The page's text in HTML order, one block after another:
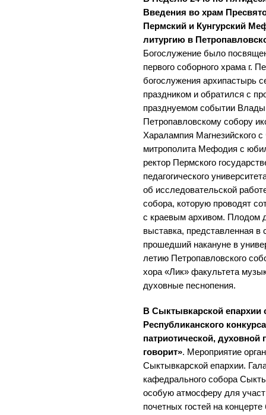
Введения во храм
Пермский и Кунгурский
литургию в
Богослужение было
первого соборного храма г.
богослужения архипастырь
праздником и обратился с
празднуемом событии
Петропавловскому собору
Харалампия Магнезийского
митрополита Мефодия с
ректор Пермского
педагогического
об исследовательской
собора, которую проводят
с краевым архивом. Плодом
выставка, представленная в
прошедший накануне в
летию Петропавловского
хора «Лик» факультета
духовные песнопения.
В Сыктывкарской епархии
Республиканского
патриотической, духовной
говорит». Мероприятие
Сыктывкарской епархии.
кафедрального собора
особую атмосферу для
почетных гостей на